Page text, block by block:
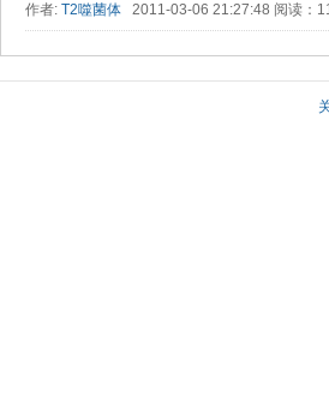
作者: T2噬菌体 2011-03-06 21:27:48 阅读：